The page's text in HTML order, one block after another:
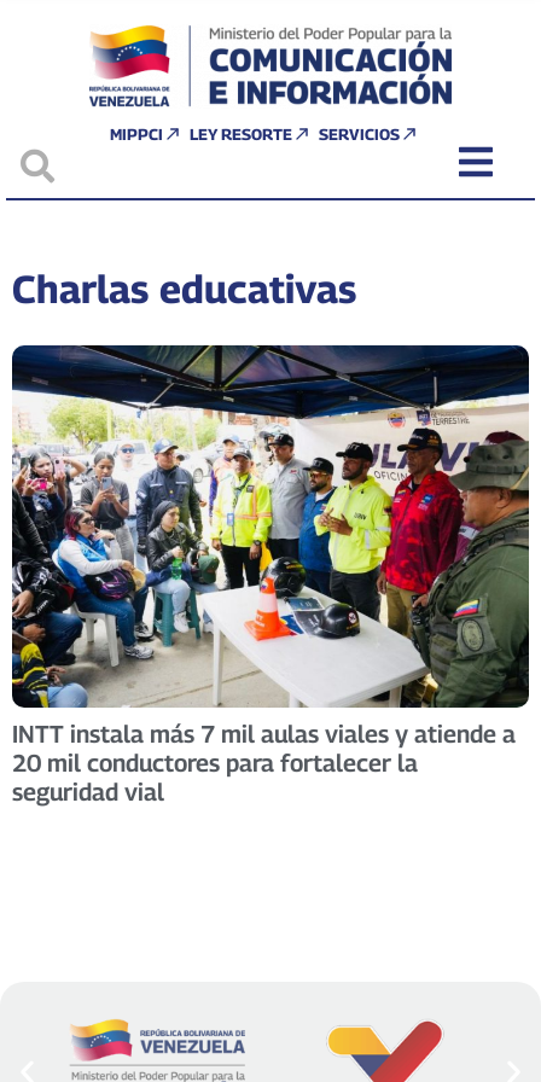
MIPPCI LEY RESORTE SERVICIOS
Charlas educativas
INTT instala más 7 mil aulas viales y atiende a
20 mil conductores para fortalecer la
seguridad vial